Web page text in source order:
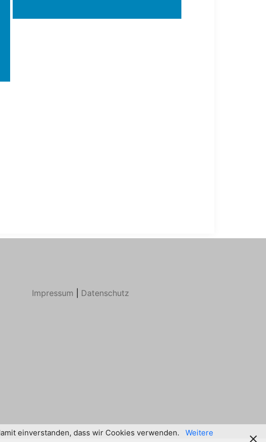
Impressum Datenschutz
einverstanden, dass wir Cookies verwenden.
Weitere